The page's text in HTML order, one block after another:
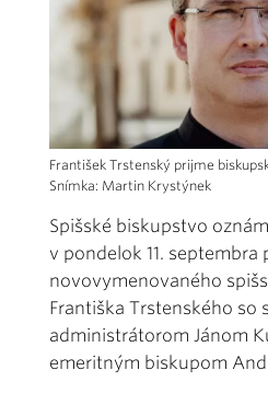
František Trstenský prijme
Snímka: Martin Krystýnek
Spišské biskupstvo
v pondelok 11.
novovymenovaného
Františka Trstenského so
administrátorom Jánom
emeritným biskupom